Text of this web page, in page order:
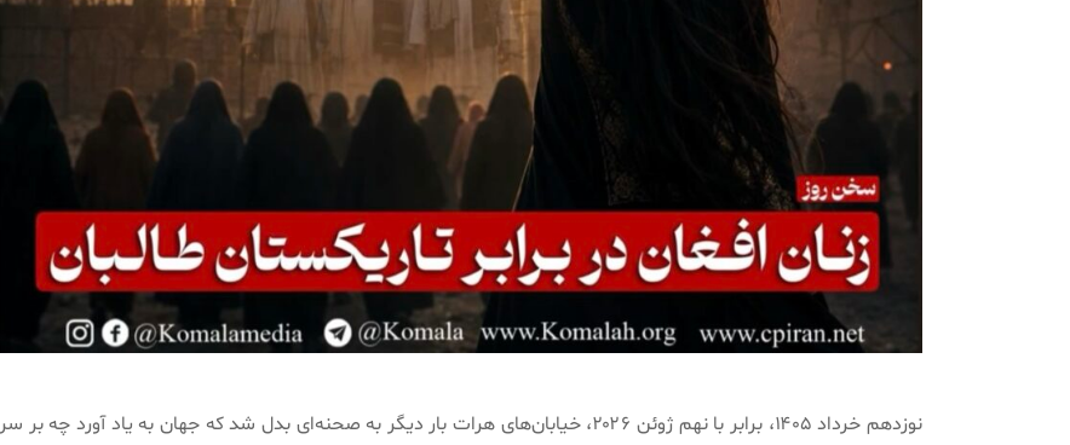
نوزدهم خرداد ۱۴۰۵، برابر با نهم ژوئن ۲۰۲۶، خیابان‌های هرات بار دیگر به صحنه‌ای بدل شد که جهان به یاد آورد چه بر سر